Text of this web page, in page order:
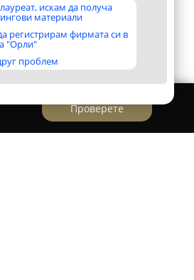
искам да получа
материали
регистрирам фирмата си в
"Орли"
проблем
Проверете